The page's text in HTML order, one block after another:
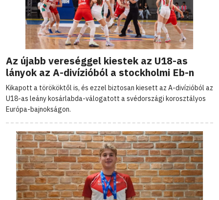
Az újabb vereséggel kiestek az U18-as
lányok az A-divízióból a stockholmi Eb-n
Kikapott a törököktől is, és ezzel biztosan kiesett az A-divízióból az
U18-as leány kosárlabda-válogatott a svédországi korosztályos
Európa-bajnokságon.